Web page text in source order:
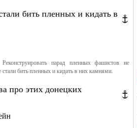
бить пленных и кидать в
парад пленных фашистов не
бить пленных и кидать в них камнями.
про этих донецких